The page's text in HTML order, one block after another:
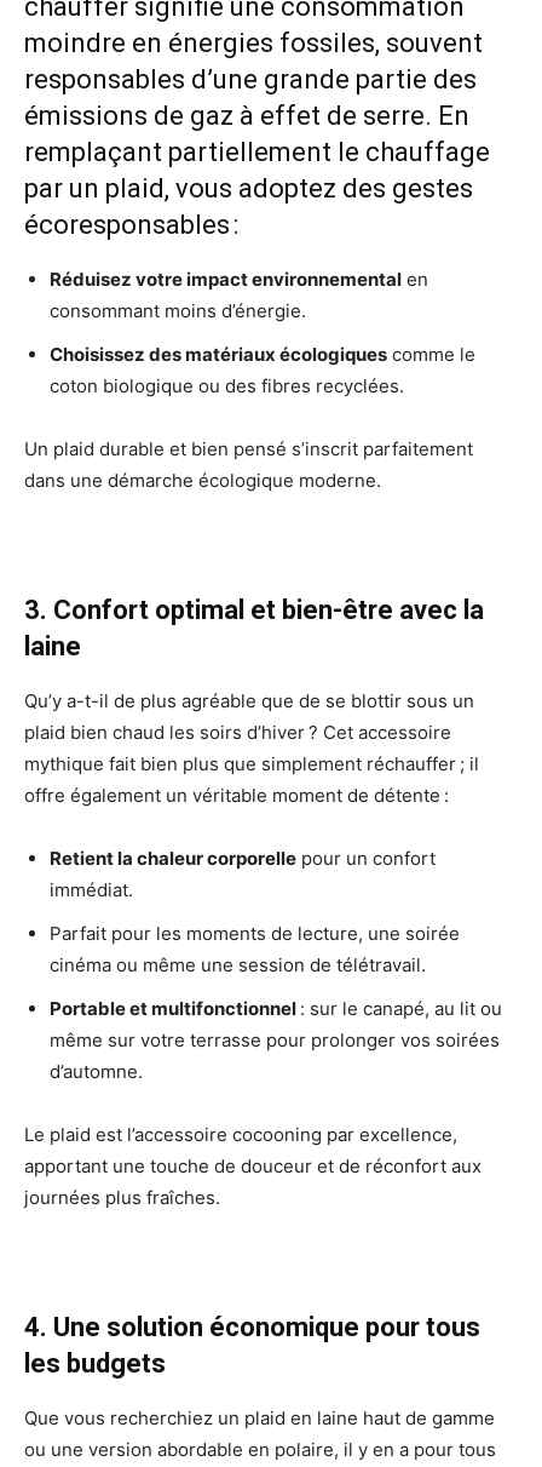
chauffer signifie une consommation
moindre en énergies fossiles, souvent
responsables d’une grande partie des
émissions de gaz à effet de serre. En
remplaçant partiellement le chauffage
par un plaid, vous adoptez des gestes
écoresponsables :
Réduisez votre impact environnemental en
consommant moins d’énergie.
Choisissez des matériaux écologiques comme le
coton biologique ou des fibres recyclées.
Un plaid durable et bien pensé s’inscrit parfaitement
dans une démarche écologique moderne.
3. Confort optimal et bien-être avec la
laine
Qu’y a-t-il de plus agréable que de se blottir sous un
plaid bien chaud les soirs d’hiver ? Cet accessoire
mythique fait bien plus que simplement réchauffer ; il
offre également un véritable moment de détente :
Retient la chaleur corporelle pour un confort
immédiat.
Parfait pour les moments de lecture, une soirée
cinéma ou même une session de télétravail.
Portable et multifonctionnel : sur le canapé, au lit ou
même sur votre terrasse pour prolonger vos soirées
d’automne.
Le plaid est l’accessoire cocooning par excellence,
apportant une touche de douceur et de réconfort aux
journées plus fraîches.
4. Une solution économique pour tous
les budgets
Que vous recherchiez un plaid en laine haut de gamme
ou une version abordable en polaire, il y en a pour tous